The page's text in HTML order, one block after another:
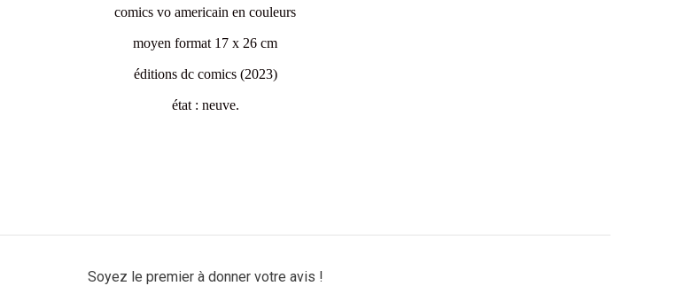
comics vo americain en couleurs
moyen format 17 x 26 cm
éditions dc comics (2023)
état : neuve.
Soyez le premier à donner votre avis !